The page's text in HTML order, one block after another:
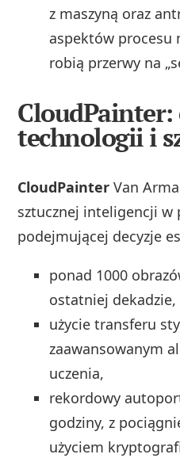
z maszyną oraz
aspektów procesu
robią przerwy na
CloudPainter:
technologii i
CloudPainter Van
sztucznej inteligencji w
podejmującej decyzje
ponad 1000
ostatniej dekadzie,
użycie transferu
zaawansowanym
uczenia,
rekordowy
godziny, z
użyciem